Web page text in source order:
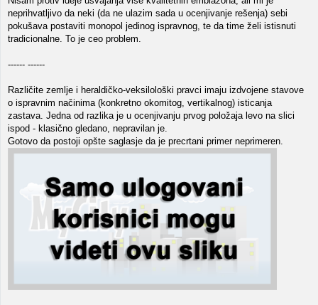
neprihvatljivo da neki (da ne ulazim sada u ocenjivanje rešenja) sebi
pokušava postaviti monopol jedinog ispravnog, te da time želi istisnuti
tradicionalne. To je ceo problem.
------ ------
Različite zemlje i heraldičko-veksilološki pravci imaju izdvojene stavove
o ispravnim načinima (konkretno okomitog, vertikalnog) isticanja
zastava. Jedna od razlika je u ocenjivanju prvog položaja levo na slici
ispod - klasično gledano, nepravilan je.
Gotovo da postoji opšte saglasje da je precrtani primer neprimeren.